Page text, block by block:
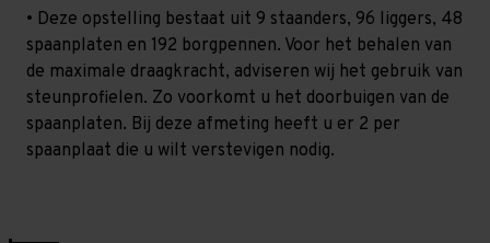
• Deze opstelling bestaat uit 9 staanders, 96 liggers, 48
spaanplaten en 192 borgpennen. Voor het behalen van
de maximale draagkracht, adviseren wij het gebruik van
steunprofielen. Zo voorkomt u het doorbuigen van de
spaanplaten. Bij deze afmeting heeft u er 2 per
spaanplaat die u wilt verstevigen nodig.